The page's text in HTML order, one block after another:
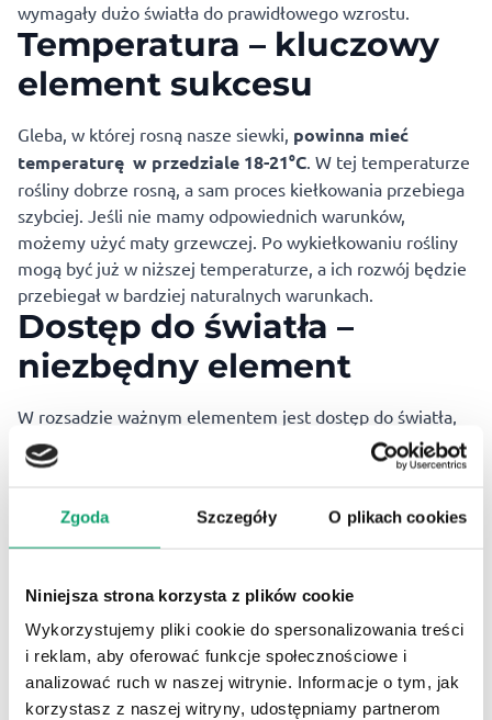
Zgoda Szczegóły O plikach cookies
Niniejsza strona korzysta z plików cookie
Wykorzystujemy pliki cookie do spersonalizowania treści
i reklam, aby oferować funkcje społecznościowe i
analizować ruch w naszej witrynie. Informacje o tym, jak
korzystasz z naszej witryny, udostępniamy partnerom
wymagały dużo światła do prawidłowego wzrostu.
Temperatura – kluczowy
element sukcesu
Gleba, w której rosną nasze siewki, powinna mieć
temperaturę w przedziale 18-21°C. W tej temperaturze
rośliny dobrze rosną, a sam proces kiełkowania przebiega
szybciej. Jeśli nie mamy odpowiednich warunków,
możemy użyć maty grzewczej. Po wykiełkowaniu rośliny
mogą być już w niższej temperaturze, a ich rozwój będzie
przebiegał w bardziej naturalnych warunkach.
Dostęp do światła –
niezbędny element
W rozsadzie ważnym elementem jest dostęp do światła,
ponieważ rośliny wymagają odpowiedniego
nasłonecznienia. Najlepiej ustawić pojemniki w pobliżu
dużej ilości naturalnego światła.
Pielęgnacja – klucz do
sukcesu
Podstawowym zadaniem przy pielęgnacji rozsady jest
regularne nawadnianie
. Ważne, aby utrzymać podłoże w
stanie lekko wilgotnym, ale nie przelać go. Przed